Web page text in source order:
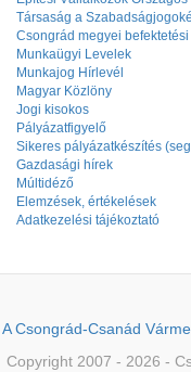
Társaság a
Csongrád megyei
Munkaügyi Levelek
Munkajog Hírlevél
Magyar Közlöny
Jogi kisokos
Pályázatfigyelő
Sikeres pályázatkészítés
Gazdasági hírek
Múltidéző
Elemzések, értékelések
Adatkezelési tájékoztató
A Csongrád-Csanád
Copyright 2007 - 2026 -